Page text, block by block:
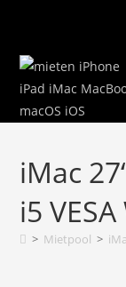
springen
iMac
i5
> Mietpool >